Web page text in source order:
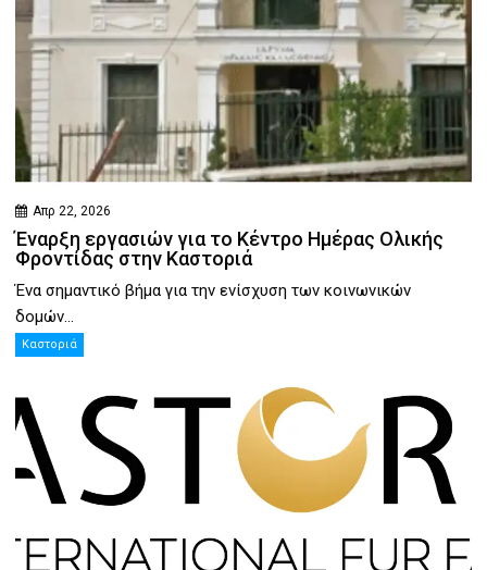
Απρ 22, 2026
Έναρξη εργασιών για το Κέντρο Ημέρας Ολικής
Φροντίδας στην Καστοριά
Ένα σημαντικό βήμα για την ενίσχυση των κοινωνικών
δομών...
Καστοριά